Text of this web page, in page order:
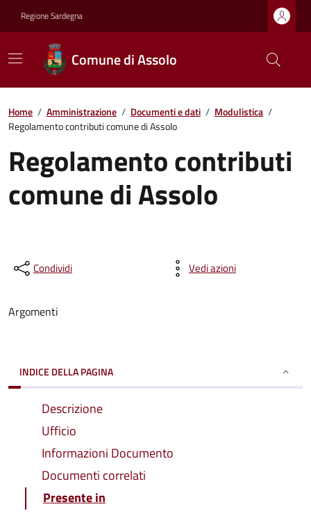
Regione Sardegna
Comune di Assolo
Home / Amministrazione / Documenti e dati / Modulistica /
Regolamento contributi comune di Assolo
Regolamento contributi
comune di Assolo
Condividi Vedi azioni
Argomenti
INDICE DELLA PAGINA
Descrizione
Ufficio
Informazioni Documento
Documenti correlati
Presente in